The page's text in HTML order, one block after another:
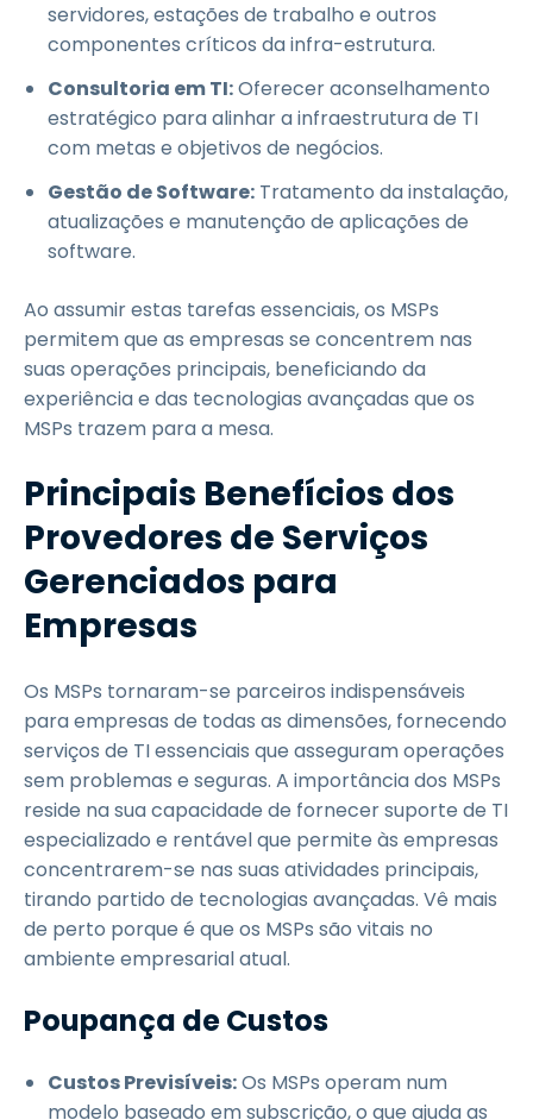
servidores, estações de trabalho e outros
componentes críticos da infra-estrutura.
Consultoria em TI:Oferecer aconselhamento
estratégico para alinhar a infraestrutura de TI
com metas e objetivos de negócios.
Gestão de Software: Tratamento da instalação,
atualizações e manutenção de aplicações de
software.
Ao assumir estas tarefas essenciais, os MSPs
permitem que as empresas se concentrem nas
suas operações principais, beneficiando da
experiência e das tecnologias avançadas que os
MSPs trazem para a mesa.
Principais Benefícios dos
Provedores de Serviços
Gerenciados para
Empresas
Os MSPs tornaram-se parceiros indispensáveis
para empresas de todas as dimensões, fornecendo
serviços de TI essenciais que asseguram operações
sem problemas e seguras. A importância dos MSPs
reside na sua capacidade de fornecer suporte de TI
especializado e rentável que permite às empresas
concentrarem-se nas suas atividades principais,
tirando partido de tecnologias avançadas. Vê mais
de perto porque é que os MSPs são vitais no
ambiente empresarial atual.
Poupança de Custos
Custos Previsíveis:Os MSPs operam num
modelo baseado em subscrição, o que ajuda as